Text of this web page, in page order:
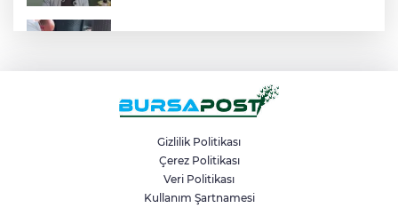
Karacabey’de makilik alandaki yangın
Bursa’da 530 yıllık sünnet geleneği
yaşatıldı
Gizlilik Politikası
Çerez Politikası
Veri Politikası
Kullanım Şartnamesi